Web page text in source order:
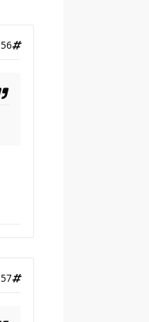
56
57